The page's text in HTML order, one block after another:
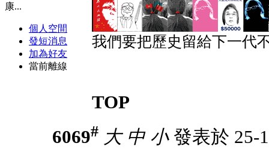
康...
個人空間
發短消息
加為好友
當前離線
我們要把歷史留給下一代
TOP
6069# 大 中 小發表於 25-